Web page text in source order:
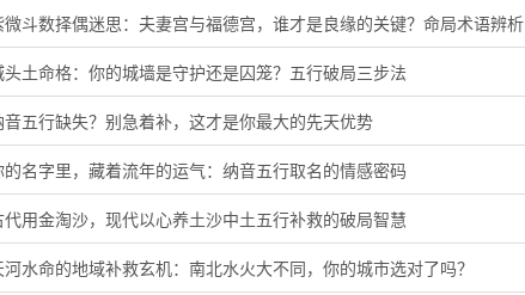
微斗数择偶迷思：夫妻宫与福德宫，谁才是良缘的关键？命局术语辨析
头土命格：你的城墙是守护还是囚笼？五行破局三步法
音五行缺失？别急着补，这才是你最大的先天优势
的名字里，藏着流年的运气：纳音五行取名的情感密码
代用金淘沙，现代以心养土沙中土五行补救的破局智慧
河水命的地域补救玄机：南北水火大不同，你的城市选对了吗？